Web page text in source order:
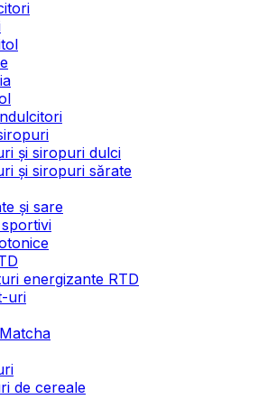
și siropuri dulci
și siropuri sărate
și sare
energizante RTD
uri
de cereale